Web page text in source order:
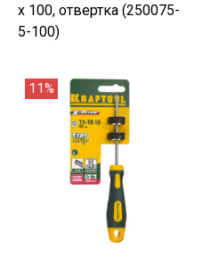
x 100, отвертка (250075-
5-100)
11%